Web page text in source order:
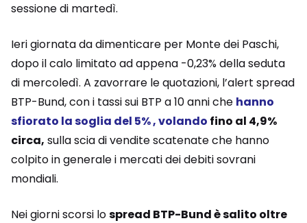
sessione di martedì.
Ieri giornata da dimenticare per Monte dei Paschi,
dopo il calo limitato ad appena -0,23% della seduta
di mercoledì. A zavorrare le quotazioni, l’alert spread
BTP-Bund, con i tassi sui BTP a 10 anni che hanno
sfiorato la soglia del 5%,volando fino al 4,9%
circa, sulla scia di vendite scatenate che hanno
colpito in generale i mercati dei debiti sovrani
mondiali.
Nei giorni scorsi lospread BTP-Bund è salito oltre